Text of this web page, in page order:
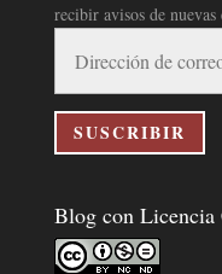
recibir avisos de nuevas
correo
electrónico
SUSCRIBIR
Blog con Licencia